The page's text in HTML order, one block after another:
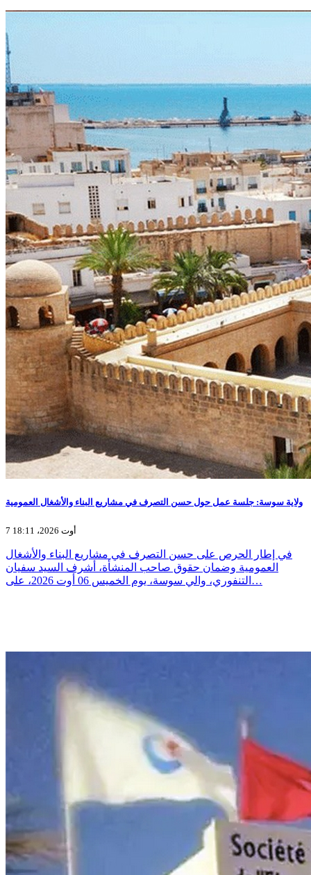
ولاية سوسة: جلسة عمل حول حسن التصرف في مشاريع البناء والأشغال العمومية
7 أوت 2026، 18:11
في إطار الحرص على حسن التصرف في مشاريع البناء والأشغال
العمومية وضمان حقوق صاحب المنشأة، أشرف السيد سفيان
التنفوري، والي سوسة، يوم الخميس 06 أوت 2026، على…